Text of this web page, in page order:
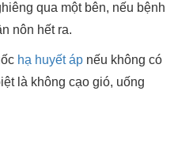
qua một bên, nếu bệnh
nôn hết ra.
hạ huyết áp nếu không có
là không cạo gió, uống